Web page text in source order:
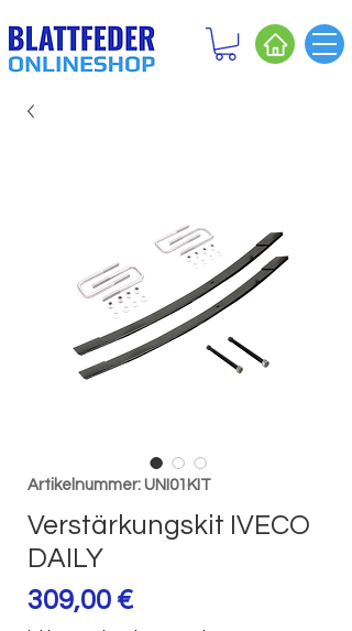
Artikelnummer: UNI01KIT
Verstärkungskit IVECO
DAILY
309,00 €Preis